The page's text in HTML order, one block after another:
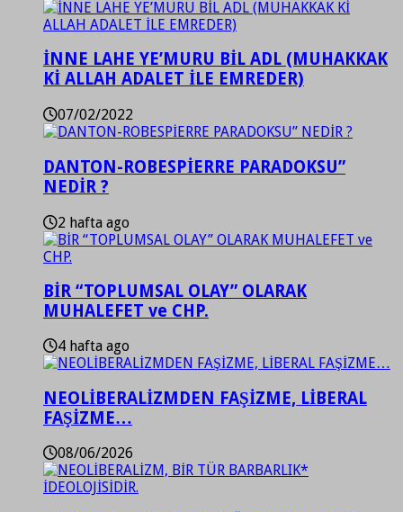
İNNE LAHE YE’MURU BİL ADL (MUHAKKAK
Kİ ALLAH ADALET İLE EMREDER)
07/02/2022
DANTON-ROBESPİERRE PARADOKSU”
NEDİR ?
2 hafta ago
BİR “TOPLUMSAL OLAY” OLARAK
MUHALEFET ve CHP.
4 hafta ago
NEOLİBERALİZMDEN FAŞİZME, LİBERAL
FAŞİZME…
08/06/2026